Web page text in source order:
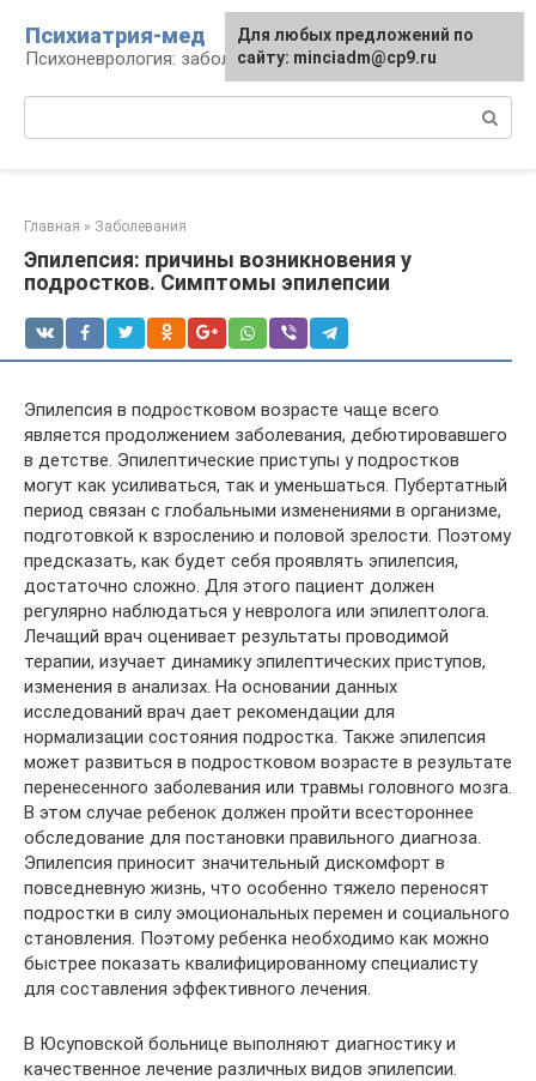
контенту
Психиатрия-мед
Психоневрология: заболевания и терапия
Главная » Заболевания
Эпилепсия: причины возникновения у
подростков. Симптомы эпилепсии
Эпилепсия в подростковом возрасте чаще всего
является продолжением заболевания, дебютировавшего
в детстве. Эпилептические приступы у подростков
могут как усиливаться, так и уменьшаться. Пубертатный
период связан с глобальными изменениями в организме,
подготовкой к взрослению и половой зрелости. Поэтому
предсказать, как будет себя проявлять эпилепсия,
достаточно сложно. Для этого пациент должен
регулярно наблюдаться у невролога или эпилептолога.
Лечащий врач оценивает результаты проводимой
терапии, изучает динамику эпилептических приступов,
изменения в анализах. На основании данных
исследований врач дает рекомендации для
нормализации состояния подростка. Также эпилепсия
может развиться в подростковом возрасте в результате
перенесенного заболевания или травмы головного мозга.
В этом случае ребенок должен пройти всестороннее
обследование для постановки правильного диагноза.
Эпилепсия приносит значительный дискомфорт в
повседневную жизнь, что особенно тяжело переносят
подростки в силу эмоциональных перемен и социального
становления. Поэтому ребенка необходимо как можно
быстрее показать квалифицированному специалисту
для составления эффективного лечения.
В Юсуповской больнице выполняют диагностику и
качественное лечение различных видов эпилепсии.
Для любых предложений по
сайту: minciadm@cp9.ru